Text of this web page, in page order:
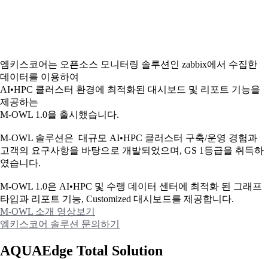
엠키스코어는 오픈소스 모니터링 솔루션인 zabbix에서 수집한
데이터를 이용하여
AI•HPC 클러스터 환경에 최적화된 대시보드 및 리포트 기능을
제공하는
M-OWL 1.0을 출시했습니다.
M-OWL 솔루션은 대규모 AI•HPC 클러스터 구축/운영 경험과
고객의 요구사항을 바탕으로 개발되었으며, GS 1등급을 취득하
였습니다.
M-OWL 1.0은 AI•HPC 및 수랭 데이터 센터에 최적화 된 그래프
타입과 리포트 기능, Customized 대시보드를 제공합니다.
M-OWL 소개 영상보기
엠키스코어 솔루션 문의하기
AQUAEdge Total Solution